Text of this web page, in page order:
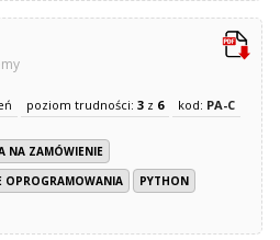
poziom trudności: 3z 6 kod: PA-C
NA ZAMÓWIENIE
OPROGRAMOWANIA
PYTHON